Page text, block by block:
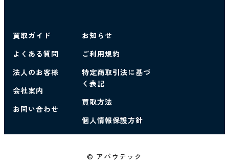
買取ガイド
よくある質問
法人のお客様
会社案内
お問い合わせ
お知らせ
ご利用規約
特定商取引法に基づ
く表記
買取方法
個人情報保護方針
© アバウテック